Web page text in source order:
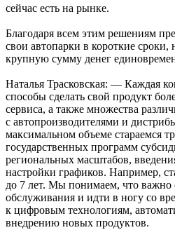
сейчас есть на рынке.
Благодаря всем этим решениям
свои автопарки в короткие сроки,
крупную сумму денег
Наталья Трасковская: — Каждая
способы сделать свой продукт
сервиса, а также множества
с автопроизводителями и
максимальном объеме стараемся
государственных программ
региональных масштабов,
настройки графиков. Например,
до 7 лет. Мы понимаем, что важно
обслуживания и идти в ногу со
к цифровым технологиям,
внедрению новых продуктов.